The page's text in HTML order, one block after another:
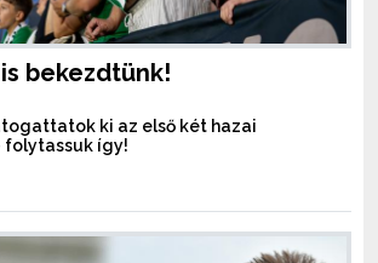
bekezdtünk!
ki az első két hazai
folytassuk így!